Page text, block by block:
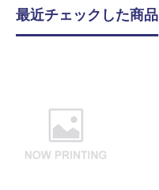
最近チェックした商品